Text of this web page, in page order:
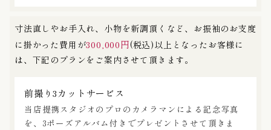
寸法直しやお手入れ、小物を新調頂くなど、お振袖のお支度
に掛かった費用が300,000円(税込)以上となったお客様に
は、下記のプランをご案内させて頂きます。
前撮り3カットサービス
当店提携スタジオのプロのカメラマンによる記念写真
を、3ポーズアルバム付きでプレゼントさせて頂きま